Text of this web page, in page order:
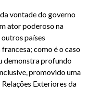
vontade do governo
ator poderoso na
países
como é o caso
demonstra profundo
promovido uma
Exteriores da